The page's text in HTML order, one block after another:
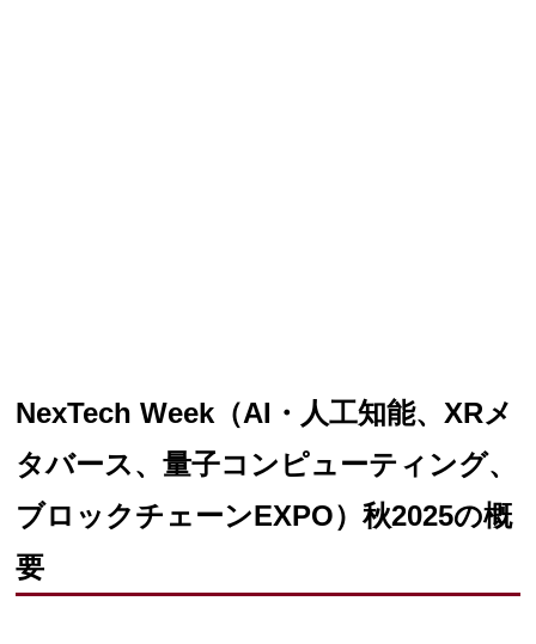
NexTech Week（AI・人工知能、XRメ
タバース、量子コンピューティング、
ブロックチェーンEXPO）秋2025の概
要